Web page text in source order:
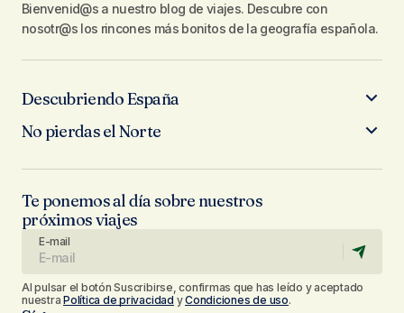
Bienvenid@s a nuestro blog de viajes. Descubre con
nosotr@s los rincones más bonitos de la geografía española.
Descubriendo España
No pierdas el Norte
Te ponemos al día sobre nuestros
próximos viajes
E-mail
Al pulsar el botón Suscribirse, confirmas que has leído y aceptado
nuestraPolítica de privacidad yCondiciones de uso.